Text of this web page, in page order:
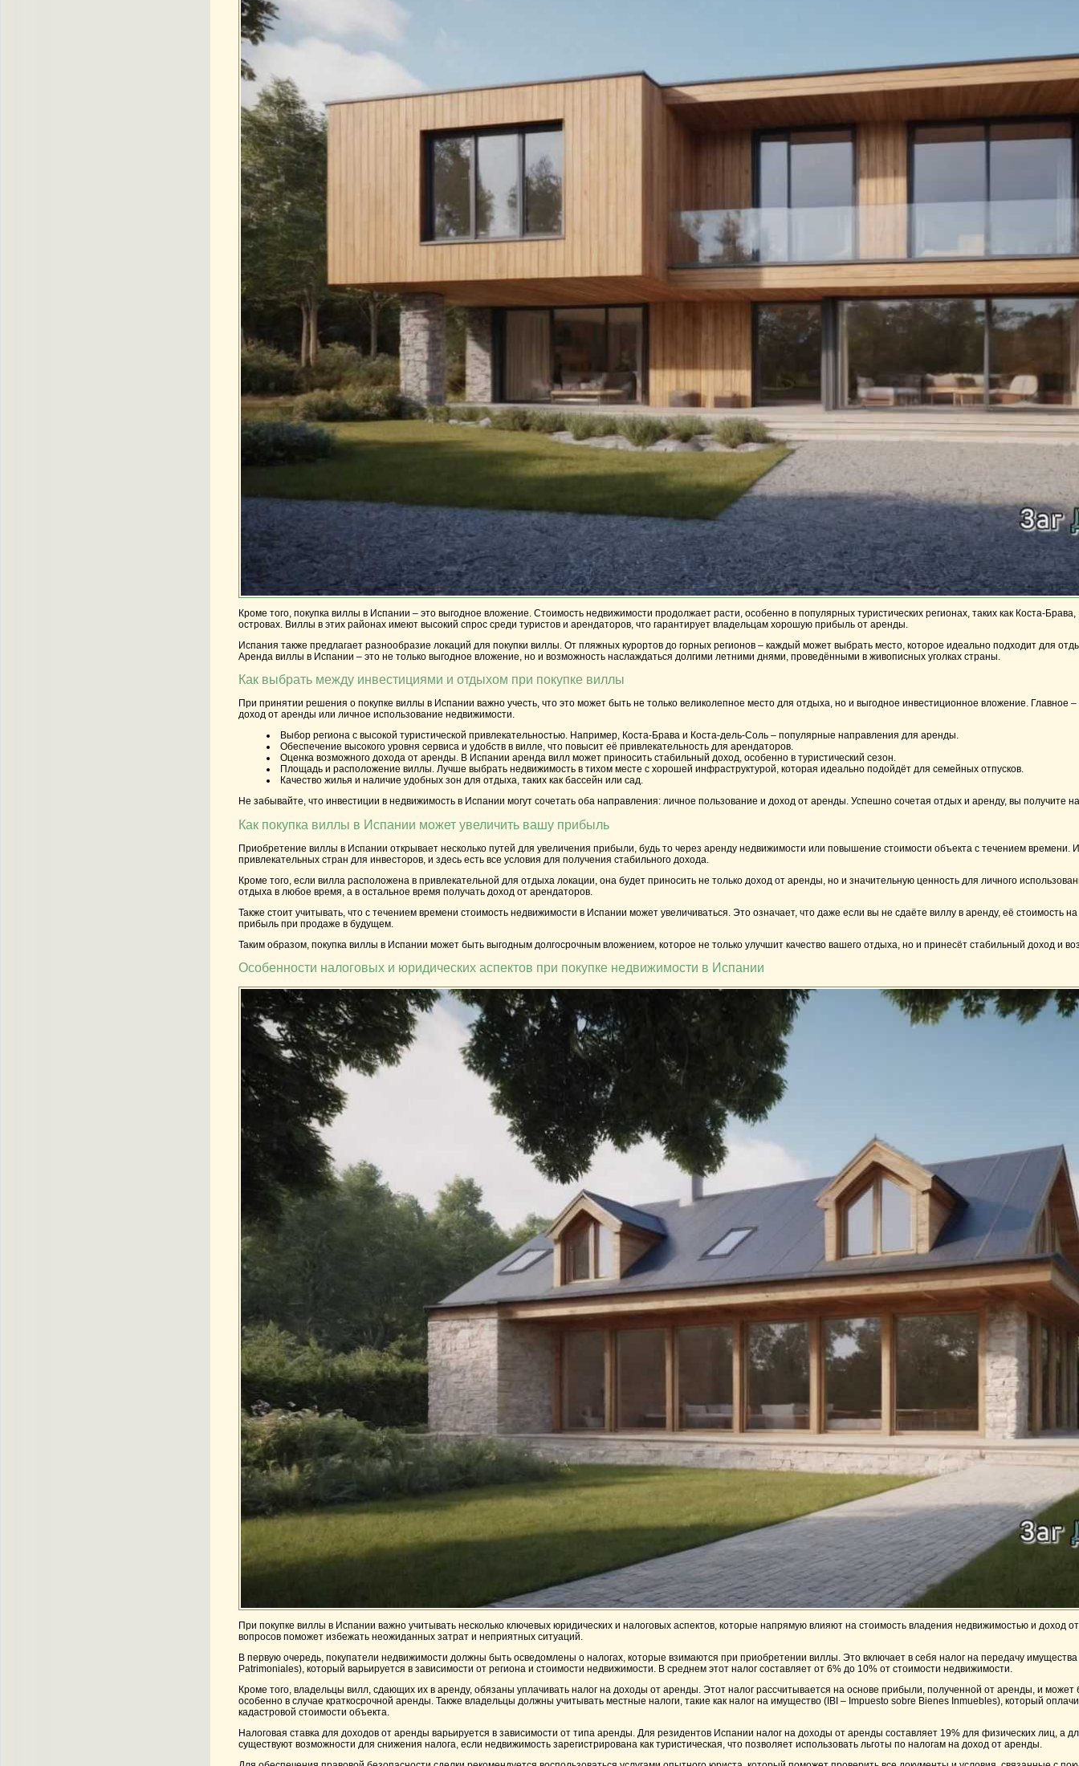
Кроме того, покупка виллы в Испании – это выгодное вложение. Стоимость недвижимости продолжает расти, особенно в популярных туристических регионах, таких как Коста-
островах. Виллы в этих районах имеют высокий спрос среди туристов и арендаторов, что гарантирует владельцам хорошую прибыль от аренды.
Испания также предлагает разнообразие локаций для покупки виллы. От пляжных курортов до горных регионов – каждый может выбрать место, которое идеально подходит для
Аренда виллы в Испании – это не только выгодное вложение, но и возможность наслаждаться долгими летними днями, проведёнными в живописных уголках страны.
Как выбрать между инвестициями и отдыхом при покупке виллы
При принятии решения о покупке виллы в Испании важно учесть, что это может быть не только великолепное место для отдыха, но и выгодное инвестиционное вложение. Главное
доход от аренды или личное использование недвижимости.
Выбор региона с высокой туристической привлекательностью. Например, Коста-Брава и Коста-дель-Соль – популярные направления для аренды.
Обеспечение высокого уровня сервиса и удобств в вилле, что повысит её привлекательность для арендаторов.
Оценка возможного дохода от аренды. В Испании аренда вилл может приносить стабильный доход, особенно в туристический сезон.
Площадь и расположение виллы. Лучше выбрать недвижимость в тихом месте с хорошей инфраструктурой, которая идеально подойдёт для семейных отпусков.
Качество жилья и наличие удобных зон для отдыха, таких как бассейн или сад.
Не забывайте, что инвестиции в недвижимость в Испании могут сочетать оба направления: личное пользование и доход от аренды. Успешно сочетая отдых и аренду, вы получите
Как покупка виллы в Испании может увеличить вашу прибыль
Приобретение виллы в Испании открывает несколько путей для увеличения прибыли, будь то через аренду недвижимости или повышение стоимости объекта с течением времени.
привлекательных стран для инвесторов, и здесь есть все условия для получения стабильного дохода.
Кроме того, если вилла расположена в привлекательной для отдыха локации, она будет приносить не только доход от аренды, но и значительную ценность для личного
отдыха в любое время, а в остальное время получать доход от арендаторов.
Также стоит учитывать, что с течением времени стоимость недвижимости в Испании может увеличиваться. Это означает, что даже если вы не сдаёте виллу в аренду, её стоимость
прибыль при продаже в будущем.
Таким образом, покупка виллы в Испании может быть выгодным долгосрочным вложением, которое не только улучшит качество вашего отдыха, но и принесёт стабильный доход и
Особенности налоговых и юридических аспектов при покупке недвижимости в Испании
При покупке виллы в Испании важно учитывать несколько ключевых юридических и налоговых аспектов, которые напрямую влияют на стоимость владения недвижимостью и доход
вопросов поможет избежать неожиданных затрат и неприятных ситуаций.
В первую очередь, покупатели недвижимости должны быть осведомлены о налогах, которые взимаются при приобретении виллы. Это включает в себя налог на передачу
Patrimoniales), который варьируется в зависимости от региона и стоимости недвижимости. В среднем этот налог составляет от 6% до 10% от стоимости недвижимости.
Кроме того, владельцы вилл, сдающих их в аренду, обязаны уплачивать налог на доходы от аренды. Этот налог рассчитывается на основе прибыли, полученной от аренды, и
особенно в случае краткосрочной аренды. Также владельцы должны учитывать местные налоги, такие как налог на имущество (IBI – Impuesto sobre Bienes Inmuebles), который
кадастровой стоимости объекта.
Налоговая ставка для доходов от аренды варьируется в зависимости от типа аренды. Для резидентов Испании налог на доходы от аренды составляет 19% для физических лиц, а
существуют возможности для снижения налога, если недвижимость зарегистрирована как туристическая, что позволяет использовать льготы по налогам на доход от аренды.